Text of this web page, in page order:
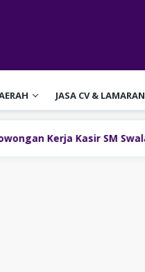
JASA CV & LAMARAN
Kerja Kasir SM